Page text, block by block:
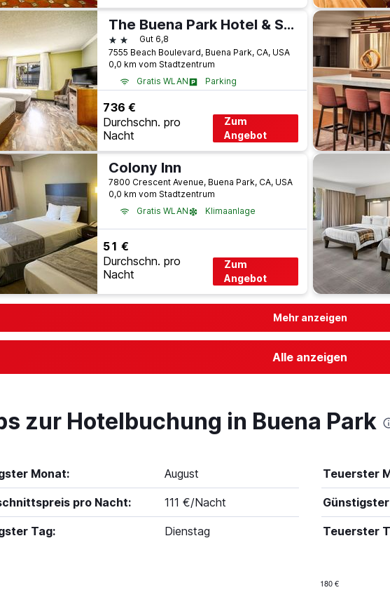
The Buena Park Hotel & Suites
2 SterneGut 6,8
7555 Beach Boulevard, Buena Park, CA, USA
0,0 km vom Stadtzentrum
Gratis WLAN
Parking
736 €
Durchschn. pro
Nacht
Zum
Angebot
Colony Inn
7800 Crescent Avenue, Buena Park, CA, USA
0,0 km vom Stadtzentrum
Gratis WLAN
Klimaanlage
51 €
Durchschn. pro
Nacht
Zum
Angebot
Mehr anzeigen
Alle anzeigen
zur Hotelbuchung in Buena Park
Monat: August Teuerster
pro Nacht: 111 €/Nacht
Tag: Dienstag Teuerster
180 €